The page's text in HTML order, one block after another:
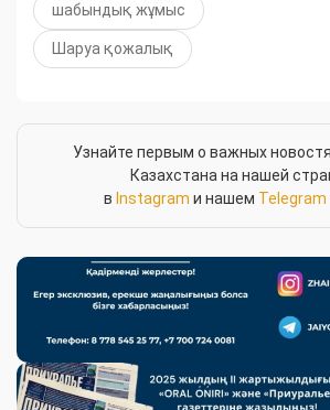
шабындық жұмыс
Шаруа қожалық
Узнайте первым о важных
Казахстана на нашей
в Instagram и нашем Telegram